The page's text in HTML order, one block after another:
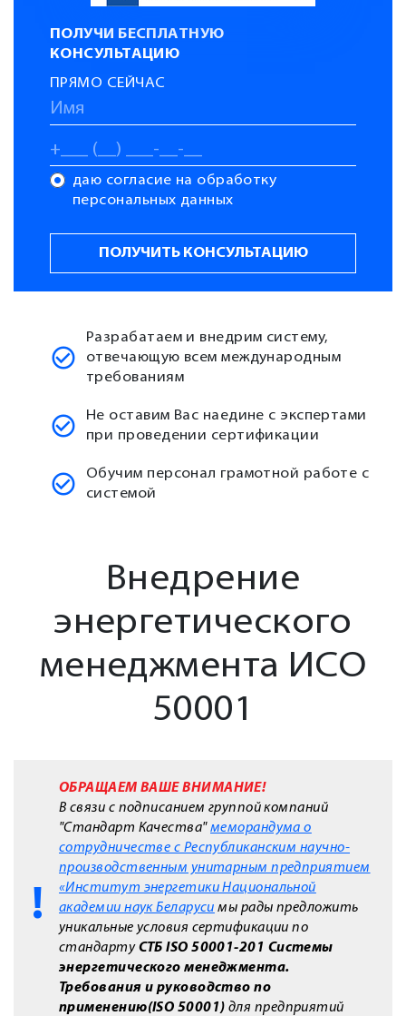
ПОЛУЧИ БЕСПЛАТНУЮ
КОНСУЛЬТАЦИЮ
ПРЯМО СЕЙЧАС
даю согласие на обработку
персональных данных
Разрабатаем и внедрим систему,
отвечающую всем международным
требованиям
Не оставим Вас наедине с экспертами
при проведении сертификации
Обучим персонал грамотной работе с
системой
Внедрение
энергетического
менеджмента ИСО
50001
ОБРАЩАЕМ ВАШЕ ВНИМАНИЕ!
В связи с подписанием группой компаний
"Стандарт Качества"меморандума о
сотрудничестве с Республиканским научно-
производственным унитарным предприятием
«Институт энергетики Национальной
академии наук Беларуси мы рады предложить
уникальные условия сертификации по
стандартуСТБ ISO 50001-201 Системы
энергетического менеджмента.
Требования и руководство по
применению(ISO 50001) для предприятий